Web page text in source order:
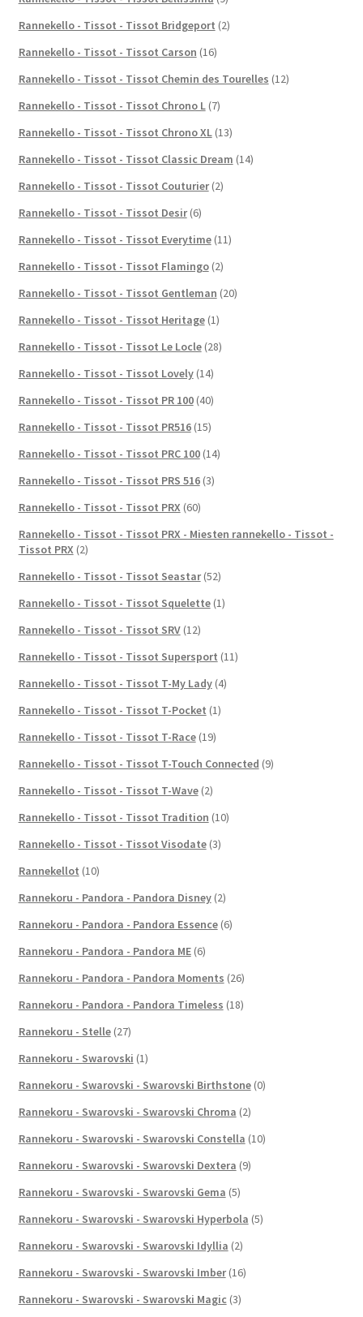
Rannekello - Tissot - Tissot Bridgeport (2)
Rannekello - Tissot - Tissot Carson (16)
Rannekello - Tissot - Tissot Chemin des Tourelles (12)
Rannekello - Tissot - Tissot Chrono L (7)
Rannekello - Tissot - Tissot Chrono XL (13)
Rannekello - Tissot - Tissot Classic Dream (14)
Rannekello - Tissot - Tissot Couturier (2)
Rannekello - Tissot - Tissot Desir (6)
Rannekello - Tissot - Tissot Everytime (11)
Rannekello - Tissot - Tissot Flamingo (2)
Rannekello - Tissot - Tissot Gentleman (20)
Rannekello - Tissot - Tissot Heritage (1)
Rannekello - Tissot - Tissot Le Locle (28)
Rannekello - Tissot - Tissot Lovely (14)
Rannekello - Tissot - Tissot PR 100 (40)
Rannekello - Tissot - Tissot PR516 (15)
Rannekello - Tissot - Tissot PRC 100 (14)
Rannekello - Tissot - Tissot PRS 516 (3)
Rannekello - Tissot - Tissot PRX (60)
Rannekello - Tissot - Tissot PRX - Miesten rannekello - Tissot -
Tissot PRX (2)
Rannekello - Tissot - Tissot Seastar (52)
Rannekello - Tissot - Tissot Squelette (1)
Rannekello - Tissot - Tissot SRV (12)
Rannekello - Tissot - Tissot Supersport (11)
Rannekello - Tissot - Tissot T-My Lady (4)
Rannekello - Tissot - Tissot T-Pocket (1)
Rannekello - Tissot - Tissot T-Race (19)
Rannekello - Tissot - Tissot T-Touch Connected (9)
Rannekello - Tissot - Tissot T-Wave (2)
Rannekello - Tissot - Tissot Tradition (10)
Rannekello - Tissot - Tissot Visodate (3)
Rannekellot (10)
Rannekoru - Pandora - Pandora Disney (2)
Rannekoru - Pandora - Pandora Essence (6)
Rannekoru - Pandora - Pandora ME (6)
Rannekoru - Pandora - Pandora Moments (26)
Rannekoru - Pandora - Pandora Timeless (18)
Rannekoru - Stelle (27)
Rannekoru - Swarovski (1)
Rannekoru - Swarovski - Swarovski Birthstone (0)
Rannekoru - Swarovski - Swarovski Chroma (2)
Rannekoru - Swarovski - Swarovski Constella (10)
Rannekoru - Swarovski - Swarovski Dextera (9)
Rannekoru - Swarovski - Swarovski Gema (5)
Rannekoru - Swarovski - Swarovski Hyperbola (5)
Rannekoru - Swarovski - Swarovski Idyllia (2)
Rannekoru - Swarovski - Swarovski Imber (16)
Rannekoru - Swarovski - Swarovski Magic (3)